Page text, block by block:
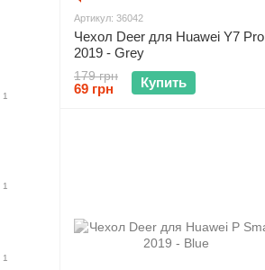
Артикул: 36042
Чехол Deer для Huawei Y7 Pro
2019 - Grey
179 грн
69 грн Купить
1
1
1